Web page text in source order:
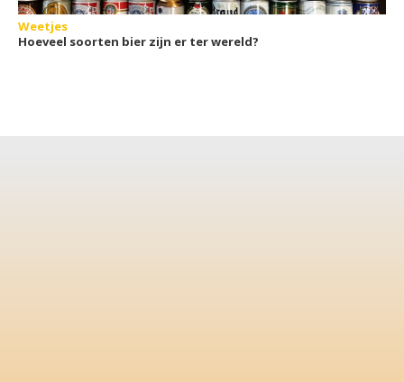
Weetjes
Hoeveel soorten bier zijn er ter wereld?